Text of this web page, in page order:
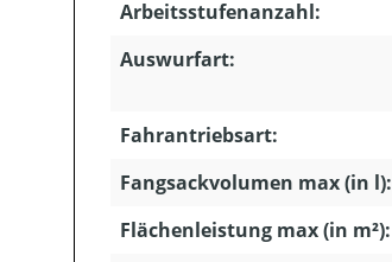
Arbeitsstufenanzahl:
Auswurfart:
Fahrantriebsart:
Fangsackvolumen max (in l):
Flächenleistung max (in m²):